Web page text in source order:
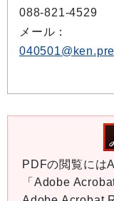
088-821-4529
メール：
PDFの閲覧には
「Adobe